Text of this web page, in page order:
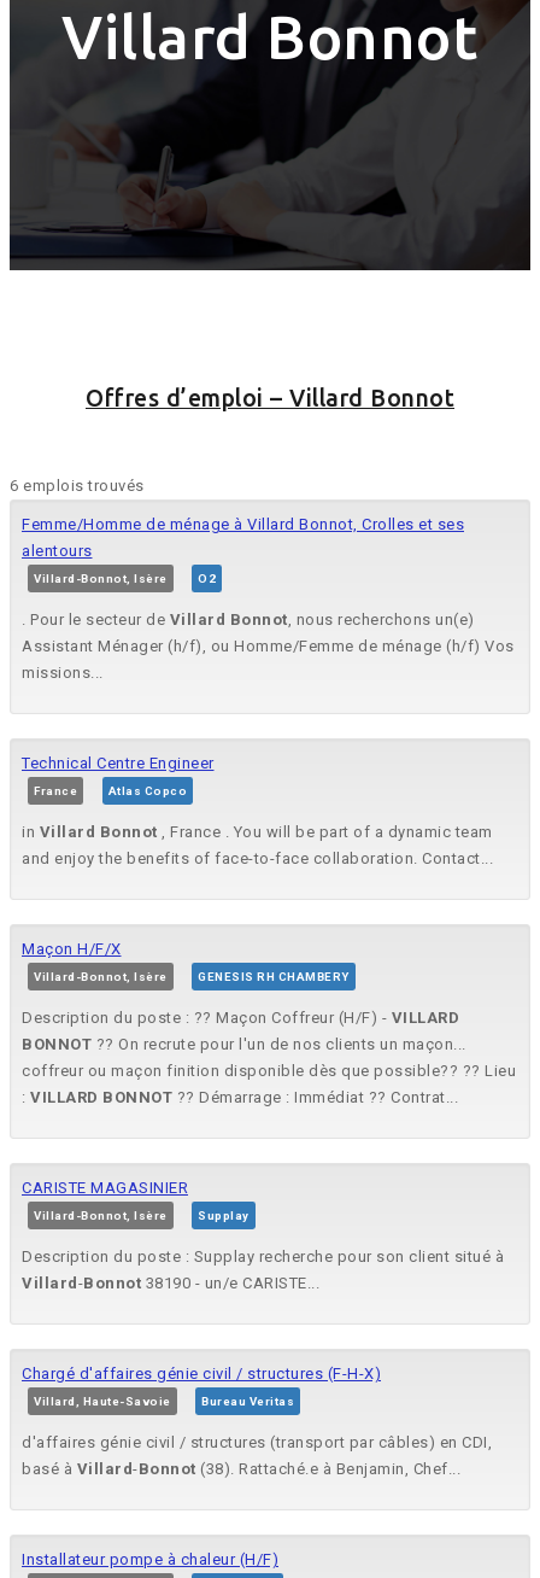
Villard Bonnot
Offres d’emploi – Villard Bonnot
6 emplois trouvés
Femme/Homme de ménage à Villard Bonnot, Crolles et ses
alentours
Villard-Bonnot, Isère O2
. Pour le secteur de Villard Bonnot, nous recherchons un(e)
Assistant Ménager (h/f), ou Homme/Femme de ménage (h/f) Vos
missions...
Technical Centre Engineer
France Atlas Copco
in Villard Bonnot , France . You will be part of a dynamic team
and enjoy the benefits of face-to-face collaboration. Contact...
Maçon H/F/X
Villard-Bonnot, Isère GENESIS RH CHAMBERY
Description du poste : ?? Maçon Coffreur (H/F) - VILLARD
BONNOT ?? On recrute pour l'un de nos clients un maçon...
coffreur ou maçon finition disponible dès que possible?? ?? Lieu
: VILLARD BONNOT ?? Démarrage : Immédiat ?? Contrat...
CARISTE MAGASINIER
Villard-Bonnot, Isère Supplay
Description du poste : Supplay recherche pour son client situé à
Villard -Bonnot 38190 - un/e CARISTE...
Chargé d'affaires génie civil / structures (F-H-X)
Villard, Haute-Savoie Bureau Veritas
d'affaires génie civil / structures (transport par câbles) en CDI,
basé à Villard-Bonnot (38). Rattaché.e à Benjamin, Chef...
Installateur pompe à chaleur (H/F)